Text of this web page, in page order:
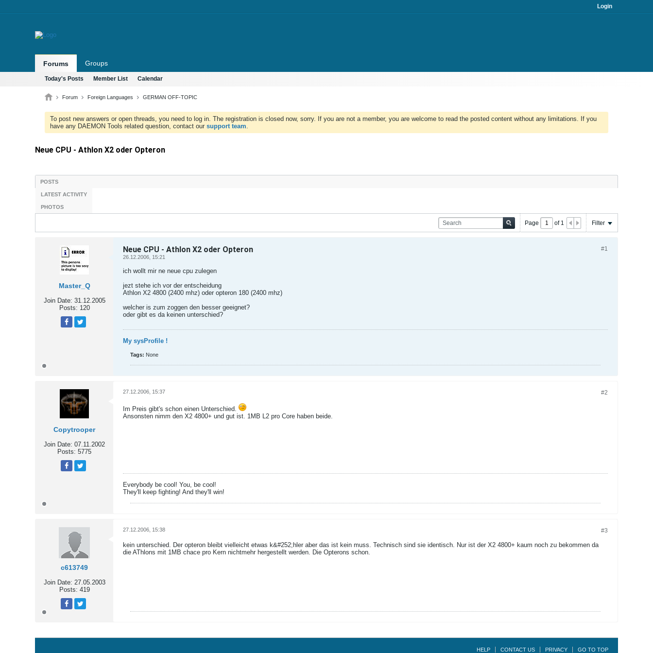
Login
Forums Groups
Today's Posts Member List Calendar
Forum Foreign Languages GERMAN OFF-TOPIC
To post new answers or open threads, you need to log in. The registration is closed now, sorry. If you are not a member, you are welcome to read the posted content without any limitations. If you
have any DAEMON Tools related question, contact our support team.
Neue CPU - Athlon X2 oder Opteron
POSTS
LATEST ACTIVITY
PHOTOS
Page of 1 Filter
Master_Q
Join Date: 31.12.2005
Posts: 120
#1
Neue CPU - Athlon X2 oder Opteron
26.12.2006, 15:21
ich wollt mir ne neue cpu zulegen
jezt stehe ich vor der entscheidung
Athlon X2 4800 (2400 mhz) oder opteron 180 (2400 mhz)
welcher is zum zoggen den besser geeignet?
oder gibt es da keinen unterschied?
My sysProfile !
Tags: None
Copytrooper
Join Date: 07.11.2002
Posts: 5775
#2
27.12.2006, 15:37
Im Preis gibt's schon einen Unterschied.
Ansonsten nimm den X2 4800+ und gut ist. 1MB L2 pro Core haben beide.
Everybody be cool! You, be cool!
They'll keep fighting! And they'll win!
c613749
Join Date: 27.05.2003
Posts: 419
#3
27.12.2006, 15:38
kein unterschied. Der opteron bleibt vielleicht etwas k&#252;hler aber das ist kein muss. Technisch sind sie identisch. Nur ist der X2 4800+ kaum noch zu bekommen da
die AThlons mit 1MB chace pro Kern nichtmehr hergestellt werden. Die Opterons schon.
HELP CONTACT US PRIVACY GO TO TOP